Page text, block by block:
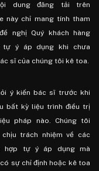
dung đăng tải trên
này chỉ mang tính tham
nghị Quý khách hàng
tự ý áp dụng khi chưa
sĩ của chúng tôi kê toa.
ý kiến ​​bác sĩ trước khi
bất kỳ liệu trình điều trị
pháp nào. Chúng tôi
chịu trách nhiệm về các
hợp tự ý áp dụng mà
sự chỉ định hoặc kê toa